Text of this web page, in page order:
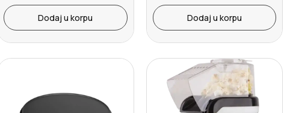
Dodaj u korpu Dodaj u korpu